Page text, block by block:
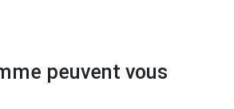
peuvent vous